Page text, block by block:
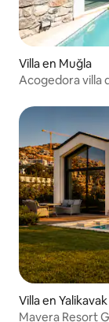
Villa en Muğla
Acogedora villa
Villa en Yalikavak
Mavera Resort